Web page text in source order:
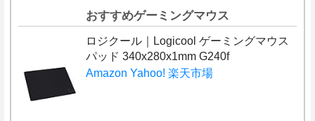
おすすめゲーミングマウス
ロジクール｜Logicool ゲーミングマウス
パッド 340x280x1mm G240f
Amazon Yahoo! 楽天市場